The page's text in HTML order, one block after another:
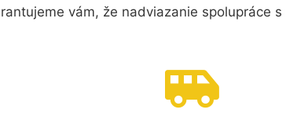
vám, že nadviazanie spolupráce